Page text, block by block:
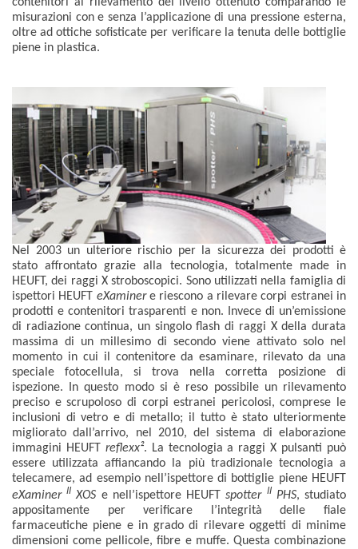
misurazioni con e senza l’applicazione di una pressione esterna,
oltre ad ottiche sofisticate per verificare la tenuta delle bottiglie
piene in plastica.
Nel 2003 un ulteriore rischio per la sicurezza dei prodotti è
stato affrontato grazie alla tecnologia, totalmente made in
HEUFT, dei raggi X stroboscopici. Sono utilizzati nella famiglia di
ispettori HEUFT eXaminere riescono a rilevare corpi estranei in
prodotti e contenitori trasparenti e non. Invece di un’emissione
di radiazione continua, un singolo flash di raggi X della durata
massima di un millesimo di secondo viene attivato solo nel
momento in cui il contenitore da esaminare, rilevato da una
speciale fotocellula, si trova nella corretta posizione di
ispezione. In questo modo si è reso possibile un rilevamento
preciso e scrupoloso di corpi estranei pericolosi, comprese le
inclusioni di vetro e di metallo; il tutto è stato ulteriormente
migliorato dall’arrivo, nel 2010, del sistema di elaborazione
immagini HEUFT reflexx². La tecnologia a raggi X pulsanti può
essere utilizzata affiancando la più tradizionale tecnologia a
telecamere, ad esempio nell’ispettore di bottiglie piene HEUFT
eXaminerII XOS e nell’ispettore HEUFTspotter IIPHS, studiato
appositamente per verificare l’integrità delle fiale
farmaceutiche piene e in grado di rilevare oggetti di minime
dimensioni come pellicole, fibre e muffe. Questa combinazione